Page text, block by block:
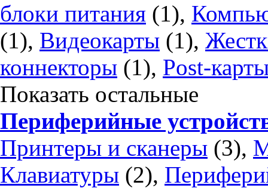
блоки питания (1),
(1), Видеокарты (1),
коннекторы (1), Post-
Показать остальные
Периферийные
Принтеры и сканеры (3),
Клавиатуры (2),